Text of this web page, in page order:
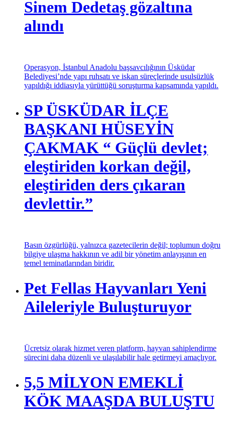
Üsküdar Belediye Başkanı
Sinem Dedetaş gözaltına
Belediyesi’nde yapı ruhsatı ve iskan süreçlerinde usulsüzlük
yapıldığı iddiasıyla yürüttüğü soruşturma kapsamında yapıldı.
SP ÜSKÜDAR İLÇE
BAŞKANI HÜSEYİN
ÇAKMAK “ Güçlü devlet;
eleştiriden korkan değil,
eleştiriden ders çıkaran
Basın özgürlüğü, yalnızca gazetecilerin değil; toplumun doğru
bilgiye ulaşma hakkının ve adil bir yönetim anlayışının en
temel teminatlarından biridir.
Aileleriyle Buluşturuyor
Ücretsiz olarak hizmet veren platform, hayvan sahiplendirme
sürecini daha düzenli ve ulaşılabilir hale getirmeyi amaçlıyor.